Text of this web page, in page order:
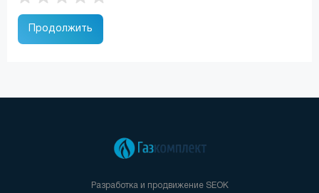
Продолжить
Разработка и продвижение SEOK